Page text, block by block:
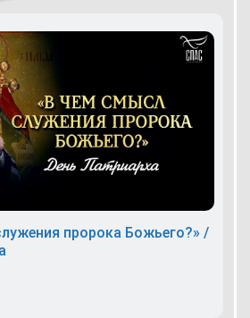
пророка Божьего?» /